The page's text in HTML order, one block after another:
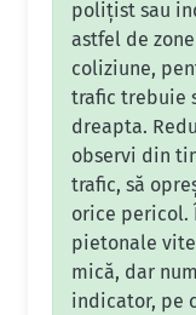
polițist sau
astfel de
coliziune,
trafic trebuie
dreapta.
observi din
trafic, să
orice pericol.
pietonale
mică, dar
indicator, pe